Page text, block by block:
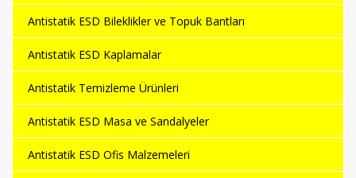
Antistatik ESD Bileklikler ve Topuk Bantları
Antistatik ESD Kaplamalar
Antistatik Temizleme Ürünleri
Antistatik ESD Masa ve Sandalyeler
Antistatik ESD Ofis Malzemeleri